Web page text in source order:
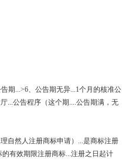
期...>6、公告期无异...1个月的核准公
...公告程序（这个期....公告期满，无
自然人注册商标申请）...是商标注册
有效期限注册商标...注册之日起计